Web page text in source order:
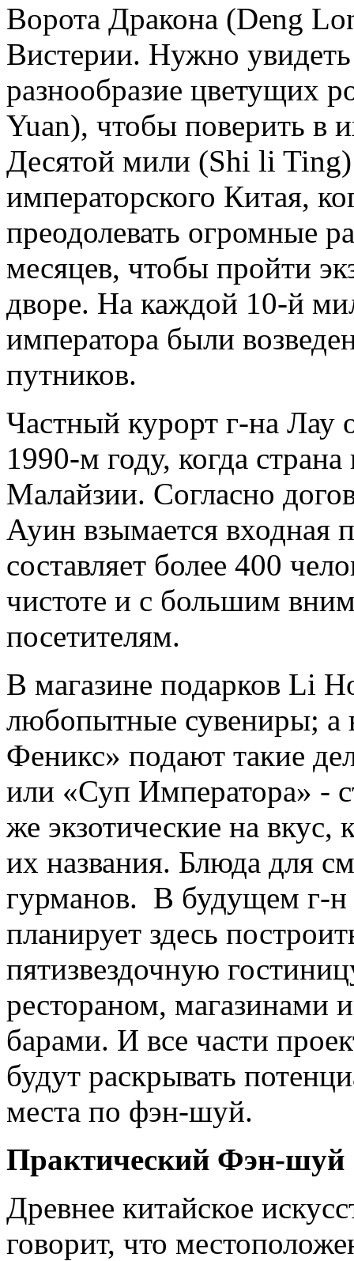
Ворота Дракона (Deng
Вистерии. Нужно
разнообразие цветущих
Yuan), чтобы поверить в
Десятой мили (Shi li
императорского Китая,
преодолевать огромные
месяцев, чтобы пройти
дворе. На каждой 10-й
императора были
путников.
Частный курорт г-на Лау
1990-м году, когда
Малайзии. Согласно
Ауин взымается входная
составляет более 400
чистоте и с большим
посетителям.
В магазине подарков Li
любопытные сувениры; а
Феникс» подают такие
или «Суп Императора» -
же экзотические на вкус,
их названия. Блюда для
гурманов. В будущем г-н
планирует здесь
пятизвездочную
рестораном, магазинами и
барами. И все части
будут раскрывать
места по фэн-шуй.
Практический Фэн-шуй
Древнее китайское
говорит, что